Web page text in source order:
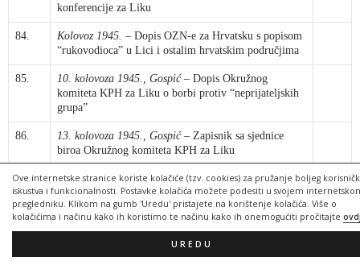
Ove internetske stranice koriste kolačiće (tzv. cookies) za pružanje boljeg
iskustva i funkcionalnosti. Postavke kolačića možete podesiti u svojem
pregledniku. Klikom na gumb 'Uredu' pristajete na korištenje kolačića. Više o
kolačićima i načinu kako ih koristimo te načinu kako ih onemogućiti pročitajte
UREDU
konferencije za Liku
84. Kolovoz 1945. – Dopis OZN-e za Hrvatsku s popisom
“rukovodioca” u Lici i ostalim hrvatskim područjima
85. 10. kolovoza 1945., Gospić – Dopis Okružnog
komiteta KPH za Liku o borbi protiv “neprijateljskih
grupa”
86. 13. kolovoza 1945., Gospić – Zapisnik sa sjednice
biroa Okružnog komiteta KPH za Liku
87. 25. rujna 1945., Perušić– Popis njemačkih
zarobljenika Kotarskog NO Perušić koji se upućuju
Okružnom NO za Liku
zarobljenika Kotarskog NO Perušić